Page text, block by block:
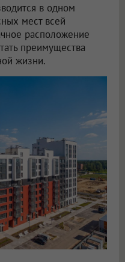
в одном
мест всей
расположение
преимущества
жизни.